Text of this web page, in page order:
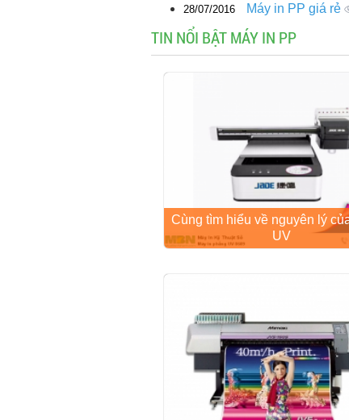
28/07/2016 Máy in PP giá rẻ
TIN NỔI BẬT MÁY IN PP
Cùng tìm hiểu về nguyên lý
UV